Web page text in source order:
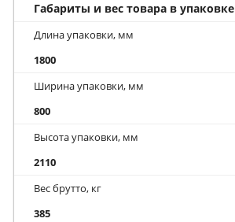
Габариты и вес товара в упаковке
Длина упаковки, мм
1800
Ширина упаковки, мм
800
Высота упаковки, мм
2110
Вес брутто, кг
385